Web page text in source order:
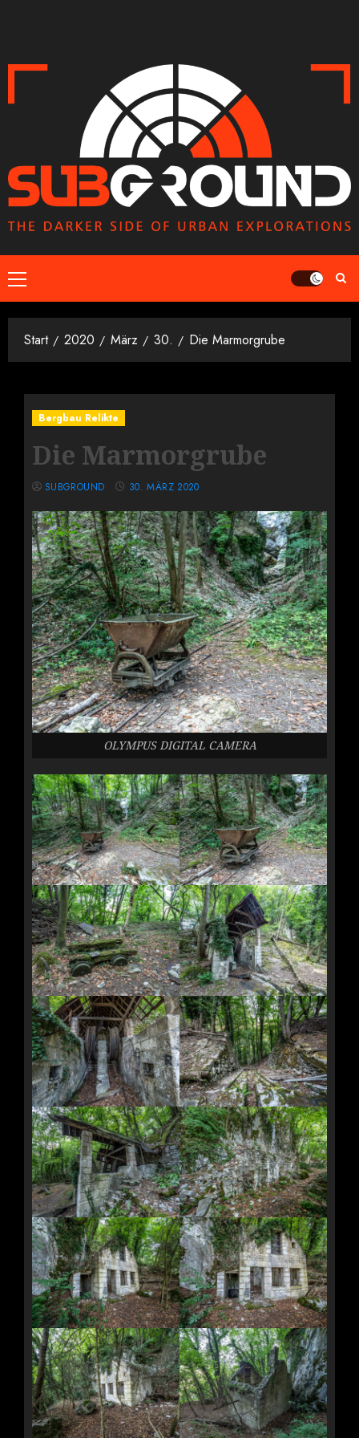
Primäres
Menü
Start 2020 März 30. Die Marmorgrube
Bergbau Relikte
Die Marmorgrube
SUBGROUND 30. MÄRZ 2020
OLYMPUS DIGITAL CAMERA